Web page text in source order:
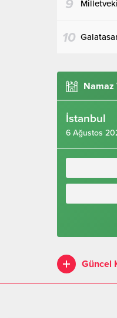
9
10
Namaz
İstanbul
6 Ağustos
Güncel